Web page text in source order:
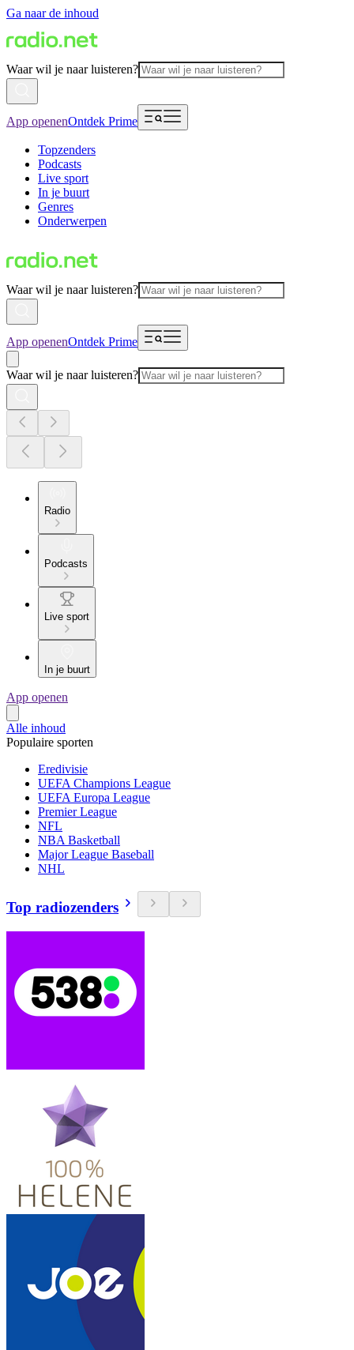
Ga naar de inhoud
Waar wil je naar luisteren?
App openenOntdek Prime
Topzenders
Podcasts
Live sport
In je buurt
Genres
Onderwerpen
Waar wil je naar luisteren?
App openenOntdek Prime
Waar wil je naar luisteren?
Radio
Podcasts
Live sport
In je buurt
App openen
Alle inhoud
Populaire sporten
Eredivisie
UEFA Champions League
UEFA Europa League
Premier League
NFL
NBA Basketball
Major League Baseball
NHL
Top radiozenders